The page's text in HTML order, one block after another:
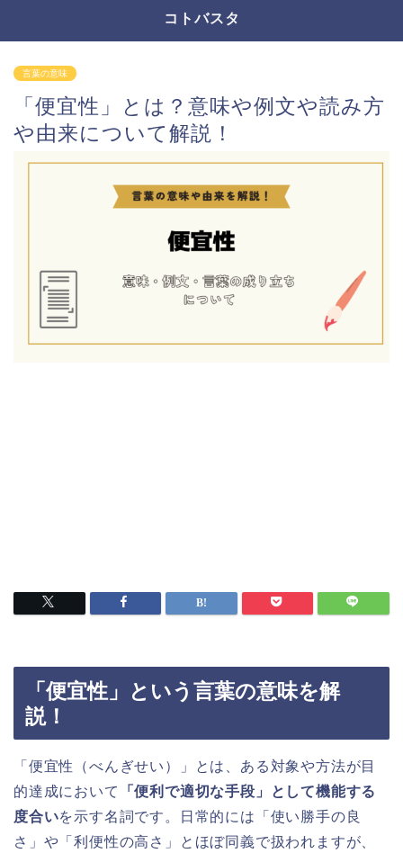
コトバスタ
言葉の意味
「便宜性」とは？意味や例文や読み方
や由来について解説！
「便宜性」という言葉の意味を解
説！
「便宜性（べんぎせい）」とは、ある対象や方法が目
的達成において
「便利で適切な手段」として機能する
度合いを示す名詞です。日常的には「使い勝手の良
さ」や「利便性の高さ」とほぼ同義で扱われますが、